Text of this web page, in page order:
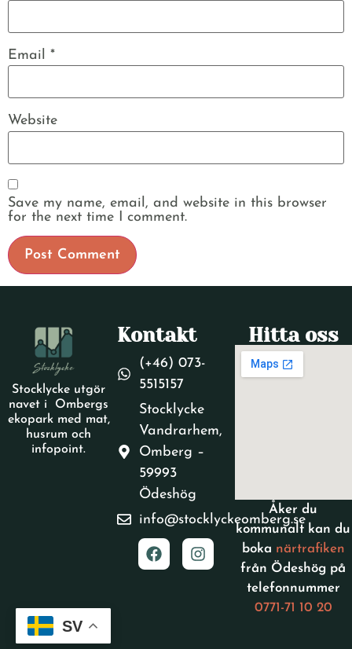
Email *
Website
Save my name, email, and website in this browser
for the next time I comment.
Stocklycke utgör
navet i Ombergs
ekopark med mat,
husrum och
infopoint.
Kontakt
(+46) 073-
5515157
Stocklycke
Vandrarhem,
Omberg –
59993
Ödeshög
info@stocklyckeomberg.se
Hitta oss
Åker du
kommunalt kan du
boka närtrafiken
från Ödeshög på
telefonnummer
0771-71 10 20
SV